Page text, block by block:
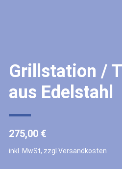
Grillstation /
aus Edelstahl
275,00 €
inkl. MwSt, zzgl.Versandkosten